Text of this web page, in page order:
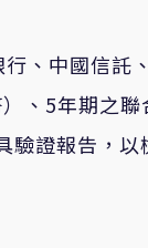
、中國信託
、5年期之聯
驗證報告，以